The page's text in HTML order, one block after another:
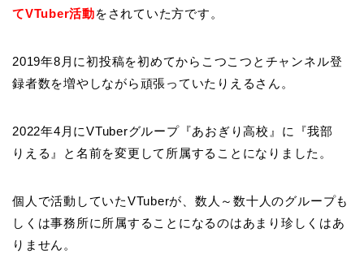
てVTuber活動をされていた方です。
2019年8月に初投稿を初めてからこつこつとチャンネル登
録者数を増やしながら頑張っていたりえるさん。
2022年4月にVTuberグループ『あおぎり高校』に『我部
りえる』と名前を変更して所属することになりました。
個人で活動していたVTuberが、数人～数十人のグループも
しくは事務所に所属することになるのはあまり珍しくはあ
りません。